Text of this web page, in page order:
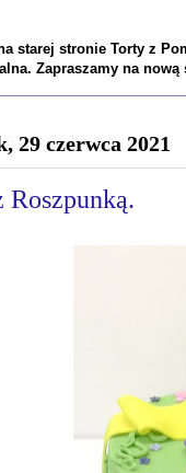
starej stronie Torty z
Zapraszamy na nową
29 czerwca 2021
Roszpunką.